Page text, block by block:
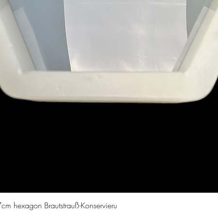
Aperçu rapide
hexagon Brautstrauß-Konservieru